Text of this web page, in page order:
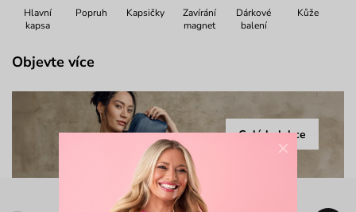
Hlavní
kapsa
Popruh Kapsičky
Zavírání
magnet
Dárkové
balení
Kůže
Objevte více
Celá kolekce
×